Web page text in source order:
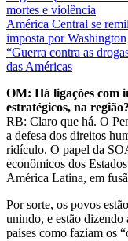
mortes e violência
América Central se
imposta por Washington
“Guerra contra as
das Américas
OM: Há ligações com
estratégicos, na região?
RB: Claro que há. O
a defesa dos direitos
ridículo. O papel da
econômicos dos
América Latina, em
Por sorte, os povos
unindo, e estão dizendo
países como faziam os